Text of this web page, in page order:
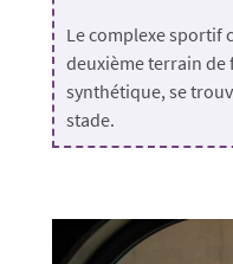
Le complexe sportif
deuxième terrain de
synthétique, se
stade.